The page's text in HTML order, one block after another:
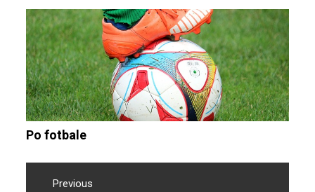
Po fotbale
Navigace
Previous